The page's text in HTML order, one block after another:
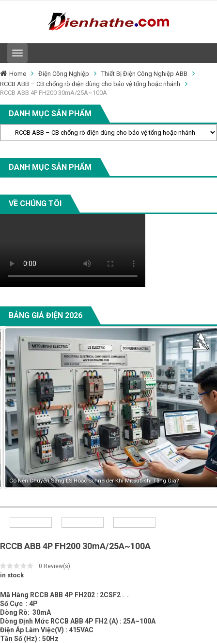
T
o
g
l
e
n
a
v
i
g
t
i
o
Home Điện Công Nghiệp
Thiết Bị Điện Công Nghiệp ABB
RCCB ABB – CB chống rò điện dùng cho bảo vệ tổng hoặc nhánh
RCCB ABB 4P FH200 30mA/25A~100A
DANH MỤC SẢN PHẨM
DANH MỤC SẢN PHẨM
VỀ CHÚNG TÔI
BẢNG GIÁ ĐIỆN 2026
Có Nên Chuyển Sang LS Hoặc Schneider Khi Mitsubishi Tăng Giá?
RCCB ABB 4P FH200 30mA/25A~100A
0 Review(s)
in stock
Mã Hàng RCCB ABB 4P FH202 : 2CSF2 . .
Số Cực : 4P
Dòng Rò: 30mA
Dòng Định Mức RCCB ABB 4P FH2 (A) : 25A~100A
Điện Áp Làm Việc(V) : 415VAC
Tần Số (Hz) : 50Hz